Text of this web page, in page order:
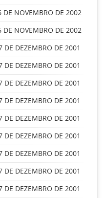
DE NOVEMBRO DE 2002
DE NOVEMBRO DE 2002
DE DEZEMBRO DE 2001
DE DEZEMBRO DE 2001
DE DEZEMBRO DE 2001
DE DEZEMBRO DE 2001
DE DEZEMBRO DE 2001
DE DEZEMBRO DE 2001
DE DEZEMBRO DE 2001
DE DEZEMBRO DE 2001
DE DEZEMBRO DE 2001